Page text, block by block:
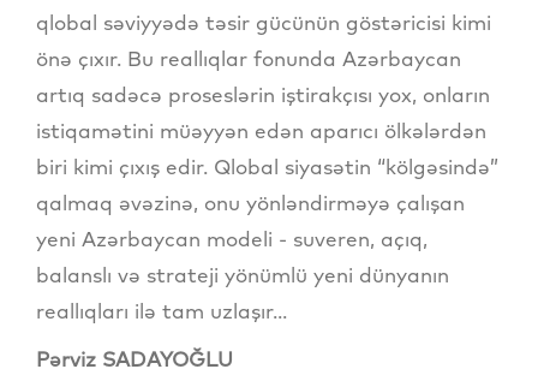
qlobal səviyyədə təsir gücünün göstəricisi kimi
önə çıxır. Bu reallıqlar fonunda Azərbaycan
artıq sadəcə proseslərin iştirakçısı yox, onların
istiqamətini müəyyən edən aparıcı ölkələrdən
biri kimi çıxış edir. Qlobal siyasətin “kölgəsində”
qalmaq əvəzinə, onu yönləndirməyə çalışan
yeni Azərbaycan modeli - suveren, açıq,
balanslı və strateji yönümlü yeni dünyanın
reallıqları ilə tam uzlaşır...
Pərviz SADAYOĞLU